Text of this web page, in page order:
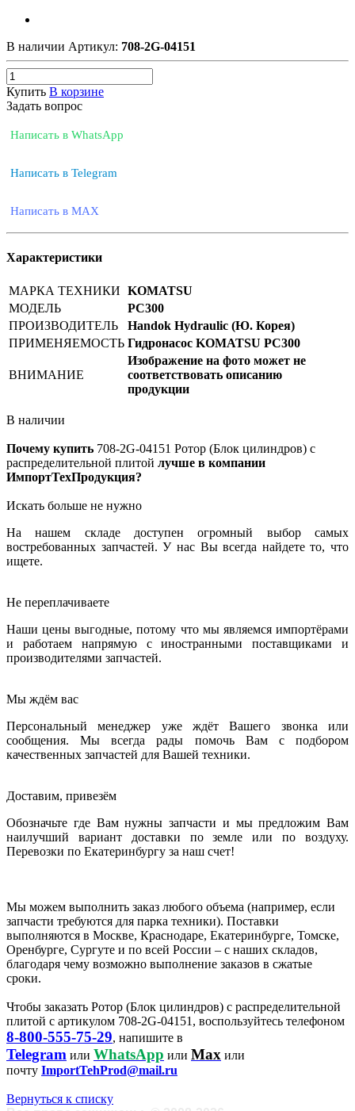
В наличии Артикул: 708-2G-04151
Купить В корзине
Задать вопрос
Написать в WhatsApp
Написать в Telegram
Написать в MAX
Характеристики
МАРКА ТЕХНИКИ KOMATSU
МОДЕЛЬ
PC300
ПРОИЗВОДИТЕЛЬ
Handok Hydraulic (Ю. Корея)
ПРИМЕНЯЕМОСТЬ Гидронасос KOMATSU PC300
ВНИМАНИЕ
Изображение на фото может не
соответствовать описанию
продукции
В наличии
Почему купить 708-2G-04151 Ротор (Блок цилиндров) с
распределительной плитой лучше в компании
ИмпортТехПродукция?
Искать больше не нужно
На нашем складе доступен огромный выбор самых
востребованных запчастей. У нас Вы всегда найдете то, что
ищете.
Не переплачиваете
Наши цены выгодные, потому что мы являемся импортёрами
и работаем напрямую с иностранными поставщиками и
производителями запчастей.
Мы ждём вас
Персональный менеджер уже ждёт Вашего звонка или
сообщения. Мы всегда рады помочь Вам с подбором
качественных запчастей для Вашей техники.
Доставим, привезём
Обозначьте где Вам нужны запчасти и мы предложим Вам
наилучший вариант доставки по земле или по воздуху.
Перевозки по Екатеринбургу за наш счет!
Мы можем выполнить заказ любого объема (например, если
запчасти требуются для парка техники). Поставки
выполняются в Москве, Краснодаре, Екатеринбурге, Томске,
Оренбурге, Сургуте и по всей России – с наших складов,
благодаря чему возможно выполнение заказов в сжатые
сроки.
Чтобы заказать Ротор (Блок цилиндров) с распределительной
плитой с артикулом 708-2G-04151, воспользуйтесь телефоном
8-800-555-75-29, напишите в
Telegram или WhatsApp или Max или
почту ImportTehProd@mail.ru
Вернуться к списку